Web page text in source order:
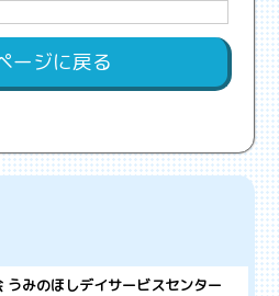
ージに戻る
うみのほしデイサービスセンター